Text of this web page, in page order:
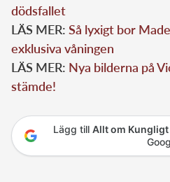
dödsfallet
LÄS MER: Så lyxigt bor
exklusiva våningen
LÄS MER: Nya bilderna på
stämde!
Lägg till Allt om Kungligt